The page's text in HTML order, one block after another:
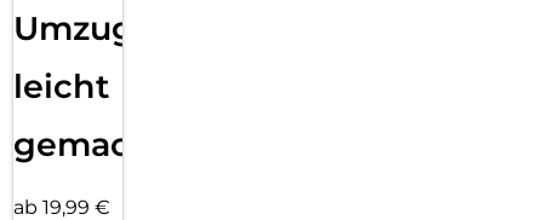
Umzug
leicht
gemacht!
ab 19,99 €